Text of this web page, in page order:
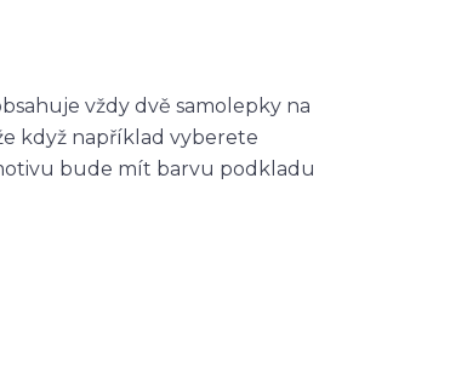
vždy dvě samolepky na
když například vyberete
bude mít barvu podkladu